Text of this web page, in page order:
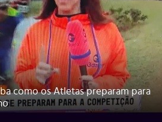
como os Atletas preparam para